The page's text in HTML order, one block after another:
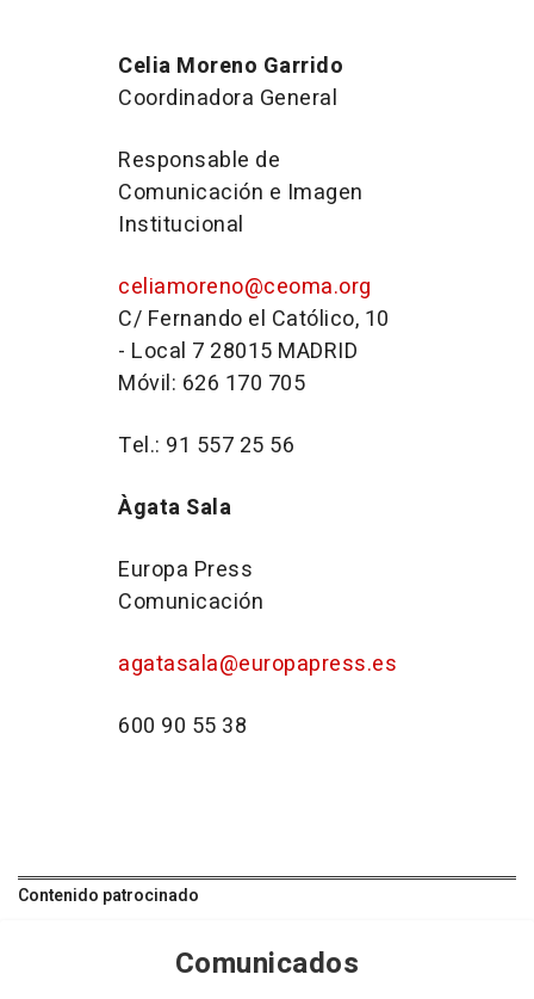
Celia Moreno Garrido
Coordinadora General
Responsable de
Comunicación e Imagen
Institucional
celiamoreno@ceoma.org
C/ Fernando el Católico, 10
- Local 7 28015 MADRID
Móvil: 626 170 705
Tel.: 91 557 25 56
Àgata Sala
Europa Press
Comunicación
agatasala@europapress.es
600 90 55 38
Contenido patrocinado
Comunicados